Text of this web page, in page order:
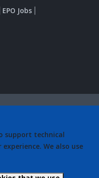
EPO Jobs
support technical
We also use